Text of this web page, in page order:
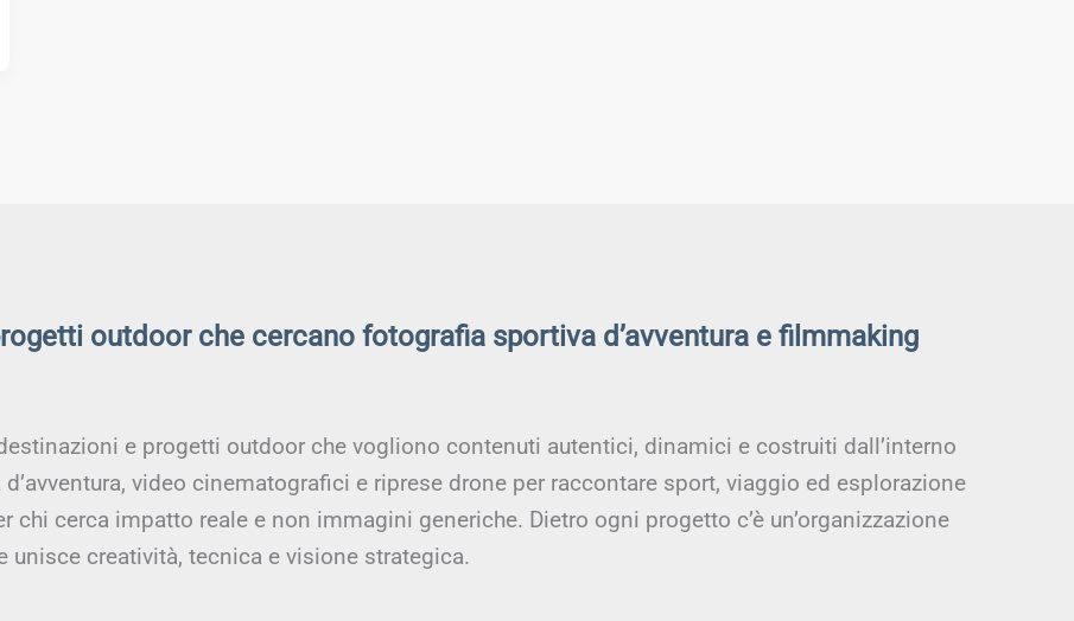
outdoor che cercano fotografia sportiva d’avventura e filmmaking
e progetti outdoor che vogliono contenuti autentici, dinamici e costruiti dall’interno
video cinematografici e riprese drone per raccontare sport, viaggio ed esplorazione
cerca impatto reale e non immagini generiche. Dietro ogni progetto c’è un’organizzazione
creatività, tecnica e visione strategica.